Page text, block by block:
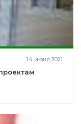
14 июня 2021